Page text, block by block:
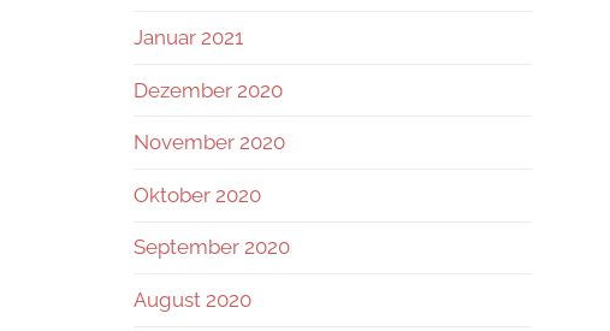
Januar 2021
Dezember 2020
November 2020
Oktober 2020
September 2020
August 2020